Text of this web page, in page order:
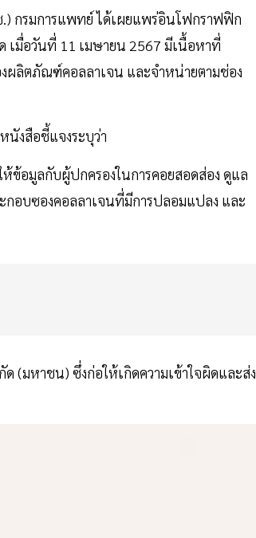
กรมการแพทย์ ได้เผยแพร่อินโฟกราฟฟิก
เมื่อวันที่ 11 เมษายน 2567 มีเนื้อหาที่
ผลิตภัณฑ์คอลลาเจน และจำหน่ายตามช่อง
นังสือชี้แจงระบุว่า
ห้ข้อมูลกับผู้ปกครองในการคอยสอดส่อง ดูแล
อบซองคอลลาเจนที่มีการปลอมแปลง และ
ด (มหาชน) ซึ่งก่อให้เกิดความเข้าใจผิดและส่ง